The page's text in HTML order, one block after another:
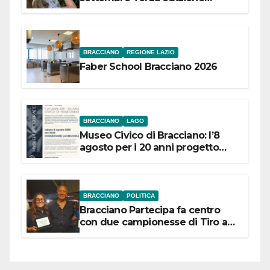
BRACCIANO REGIONE LAZIO
Faber School Bracciano 2026
BRACCIANO LAGO
Museo Civico di Bracciano: l’8
agosto per i 20 anni progetto
BRACCIANO POLITICA
Bracciano Partecipa fa centro
con due campionesse di Tiro a